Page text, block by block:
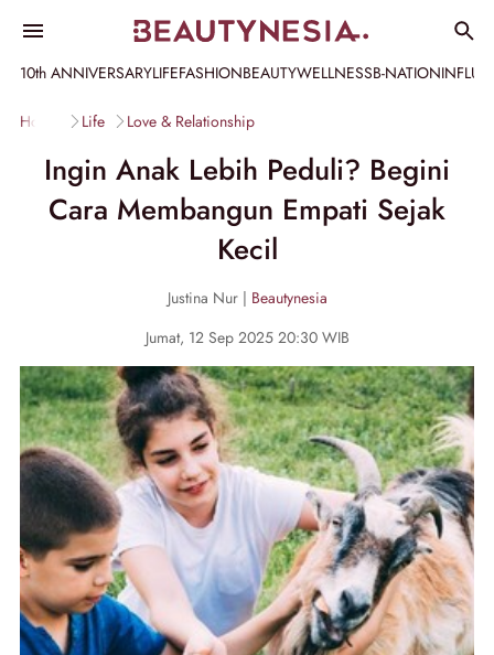
10th ANNIVERSARYLIFEFASHIONBEAUTYWELLNESSB-NATION
Home Life Love & Relationship
Ingin Anak Lebih Peduli? Begini
Cara Membangun Empati Sejak
Kecil
Justina Nur | Beautynesia
Jumat, 12 Sep 2025 20:30 WIB